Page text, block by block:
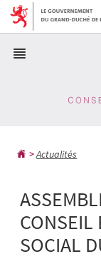
Aller
navigation
Aller
Actualités
CONSEIL
SOCIAL